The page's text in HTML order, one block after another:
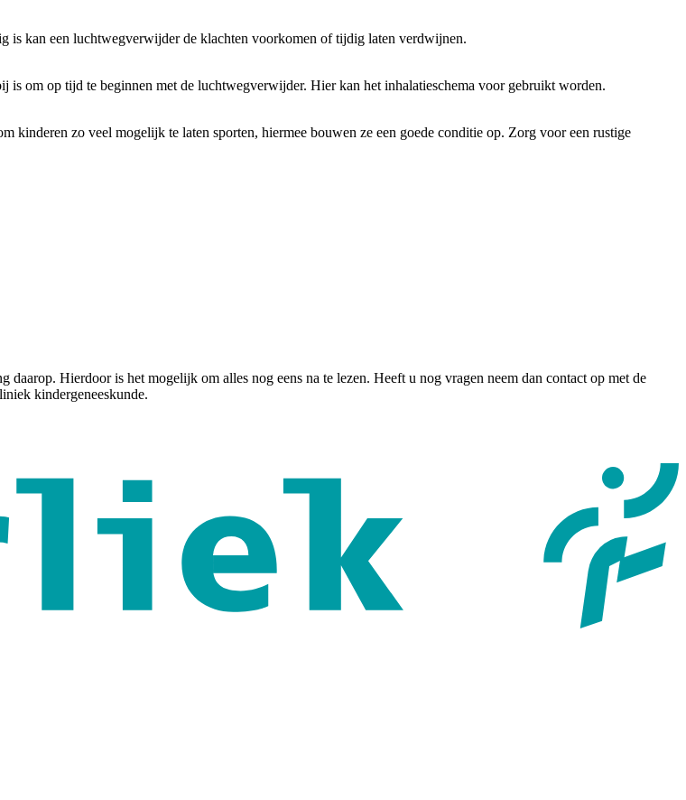
is kan een luchtwegverwijder de klachten voorkomen of tijdig laten verdwijnen.
om op tijd te beginnen met de luchtwegverwijder. Hier kan het inhalatieschema voor gebruikt worden.
kinderen zo veel mogelijk te laten sporten, hiermee bouwen ze een goede conditie op. Zorg voor een rustige
Hierdoor is het mogelijk om alles nog eens na te lezen. Heeft u nog vragen neem dan contact op met de
kindergeneeskunde.